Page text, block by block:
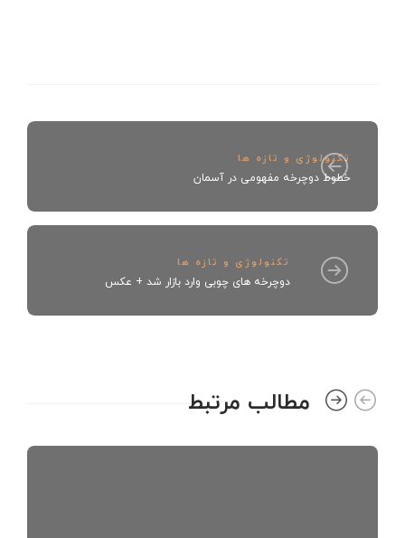
تکنولوژی و تازه ها
خطوط دوچرخه مفهومی در آسمان
تکنولوژی و تازه ها
دوچرخه های چوبی وارد بازار شد + عکس
مطالب مرتبط